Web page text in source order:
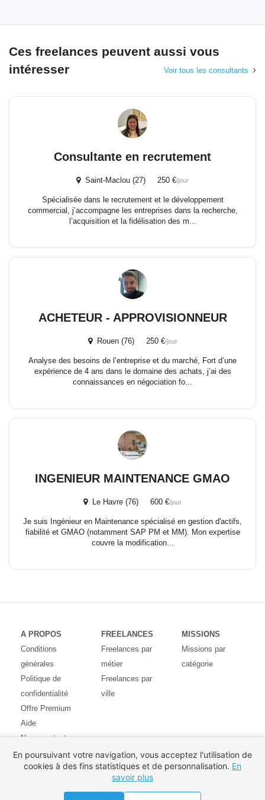
Ces freelances peuvent aussi vous
intéresser
Voir tous les consultants
Consultante en recrutement
Saint-Maclou (27) 250 €/jour
Spécialisée dans le recrutement et le développement
commercial, j’accompagne les entreprises dans la recherche,
l’acquisition et la fidélisation des m...
ACHETEUR - APPROVISIONNEUR
Rouen (76) 250 €/jour
Analyse des besoins de l’entreprise et du marché, Fort d’une
expérience de 4 ans dans le domaine des achats, j’ai des
connaissances en négociation fo...
INGENIEUR MAINTENANCE GMAO
Le Havre (76) 600 €/jour
Je suis Ingénieur en Maintenance spécialisé en gestion d'actifs,
fiabilité et GMAO (notamment SAP PM et MM). Mon expertise
couvre la modification...
A PROPOS
Conditions
générales
Politique de
confidentialité
Offre Premium
Aide
Nous contacter
Avis des
utilisateurs
FREELANCES
Freelances par
métier
Freelances par
ville
MISSIONS
Missions par
catégorie
En poursuivant votre navigation, vous acceptez l'utilisation de
cookies à des fins statistiques et de personnalisation. En
savoir plus